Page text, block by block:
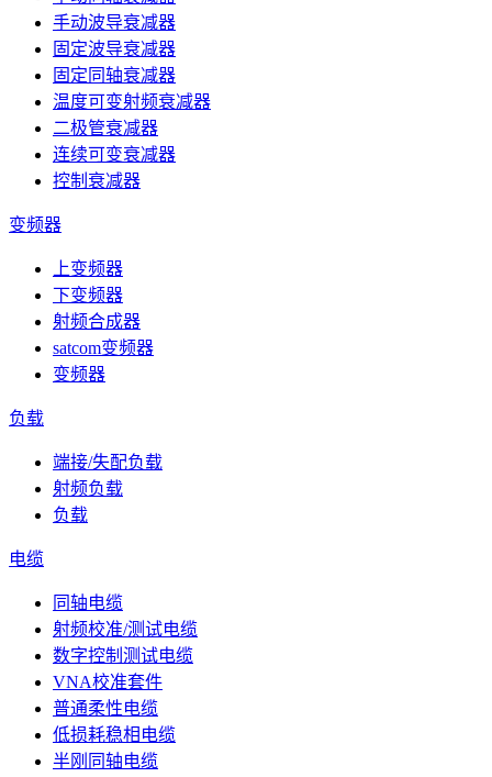
手动波导衰减器
固定波导衰减器
固定同轴衰减器
温度可变射频衰减器
二极管衰减器
连续可变衰减器
控制衰减器
变频器
上变频器
下变频器
射频合成器
satcom变频器
变频器
负载
端接/失配负载
射频负载
负载
电缆
同轴电缆
射频校准/测试电缆
数字控制测试电缆
VNA校准套件
普通柔性电缆
低损耗稳相电缆
半刚同轴电缆